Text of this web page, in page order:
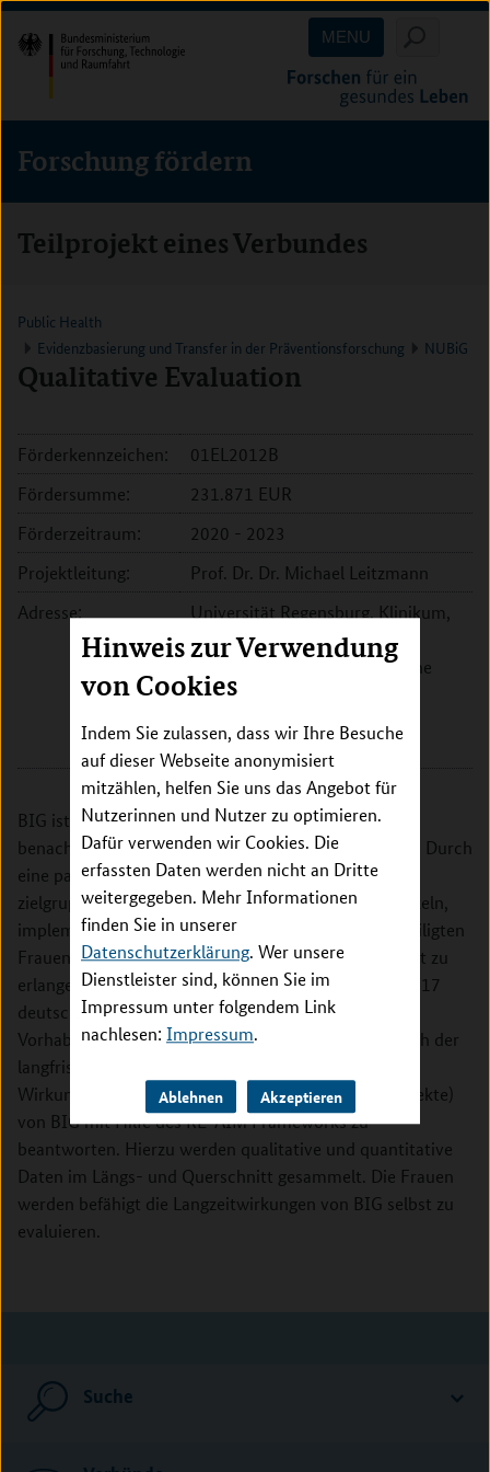
Hinweis zur Verwendung
von Cookies
Indem Sie zulassen, dass wir Ihre Besuche
auf dieser Webseite anonymisiert
mitzählen, helfen Sie uns das Angebot für
Nutzerinnen und Nutzer zu optimieren.
Dafür verwenden wir Cookies. Die
erfassten Daten werden nicht an Dritte
weitergegeben. Mehr Informationen
finden Sie in unserer
Datenschutzerklärung. Wer unsere
Dienstleister sind, können Sie im
Impressum unter folgendem Link
nachlesen: Impressum.
Ablehnen Akzeptieren
Direkt
zum
Inhalt
(Eingabetaste)
Direkt
zum
Hauptmenu
(Eingabetaste)
Direkt
zur
Suche
(Eingabetaste)
MENU
Forschung fördern
Teilprojekt eines Verbundes
Public Health
Evidenzbasierung und Transfer in der Präventionsforschung
NUBiG
Qualitative Evaluation
Förderkennzeichen:
01EL2012B
Fördersumme:
231.871 EUR
Förderzeitraum:
2020 - 2023
Projektleitung:
Prof. Dr. Dr. Michael Leitzmann
Adresse:
Universität Regensburg, Klinikum,
Institut für Epidemiologie und
Präventivmedizin, Medizinische
Soziologie
Dr.-Gessler-Str. 17
93051 Regensburg
BIG ist ein Projekt zur Bewegungsförderung bei
benachteiligten Frauen in der Lebenswelt Kommune. Durch
eine partizipative Methode werden Frauen befähigt
zielgruppengerechte Bewegungsangebote zu entwickeln,
implementieren und evaluieren. So kann es den beteiligten
Frauen gelingen, Einflussfaktoren auf ihre Gesundheit zu
erlangen. Seit dem Jahr 2005 konnte das Projekt auf 17
deutsche Kommunen übertragen werden. Ziel des
Vorhabens ist es, zentrale Forschungsfragen bezüglich der
langfristigen verhaltens- und verhältnispräventiven
Wirkungen (inklusive gesundheitsökonomischer Aspekte)
von BIG mit Hilfe des RE-AIM Frameworks zu
beantworten. Hierzu werden qualitative und quantitative
Daten im Längs- und Querschnitt gesammelt. Die Frauen
werden befähigt die Langzeitwirkungen von BIG selbst zu
evaluieren.
Suche